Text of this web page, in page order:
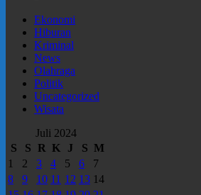
Ekonomi
Hiburan
Kriminal
News
Olahraga
Politik
Uncategorized
Wisata
Juli 2024
S
S R K J S M
1
2 3 4 5 6
7
8
9 10 11 12 13 14